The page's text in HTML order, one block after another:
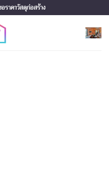
ราคาวัสดุก่อสร้าง